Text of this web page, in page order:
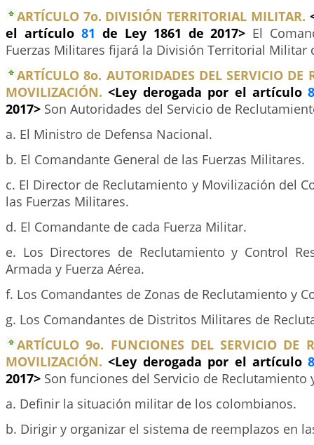
ARTÍCULO 7o. DIVISIÓN TERRITORIAL MILITAR.
el artículo 81 de Ley 1861 de 2017> El
Fuerzas Militares fijará la División Territorial Militar
ARTÍCULO 8o. AUTORIDADES DEL SERVICIO DE
MOVILIZACIÓN.<Ley derogada por el artículo
2017> Son Autoridades del Servicio de
a. El Ministro de Defensa Nacional.
b. El Comandante General de las Fuerzas Militares.
c. El Director de Reclutamiento y Movilización del
las Fuerzas Militares.
d. El Comandante de cada Fuerza Militar.
e. Los Directores de Reclutamiento y Control
Armada y Fuerza Aérea.
f. Los Comandantes de Zonas de Reclutamiento y
g. Los Comandantes de Distritos Militares de
ARTÍCULO 9o. FUNCIONES DEL SERVICIO DE
MOVILIZACIÓN.<Ley derogada por el artículo
2017> Son funciones del Servicio de Reclutamiento
a. Definir la situación militar de los colombianos.
b. Dirigir y organizar el sistema de reemplazos en